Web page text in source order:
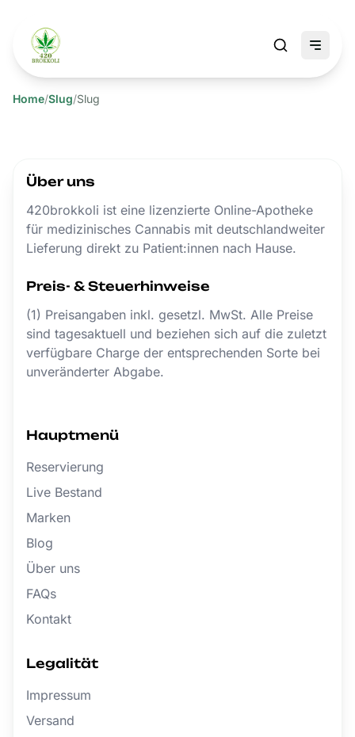
Home/Slug/Slug
Über uns
420brokkoli ist eine lizenzierte Online-Apotheke
für medizinisches Cannabis mit deutschlandweiter
Lieferung direkt zu Patient:innen nach Hause.
Preis- & Steuerhinweise
(1) Preisangaben inkl. gesetzl. MwSt. Alle Preise
sind tagesaktuell und beziehen sich auf die zuletzt
verfügbare Charge der entsprechenden Sorte bei
unveränderter Abgabe.
Hauptmenü
Reservierung
Live Bestand
Marken
Blog
Über uns
FAQs
Kontakt
Legalität
Impressum
Versand